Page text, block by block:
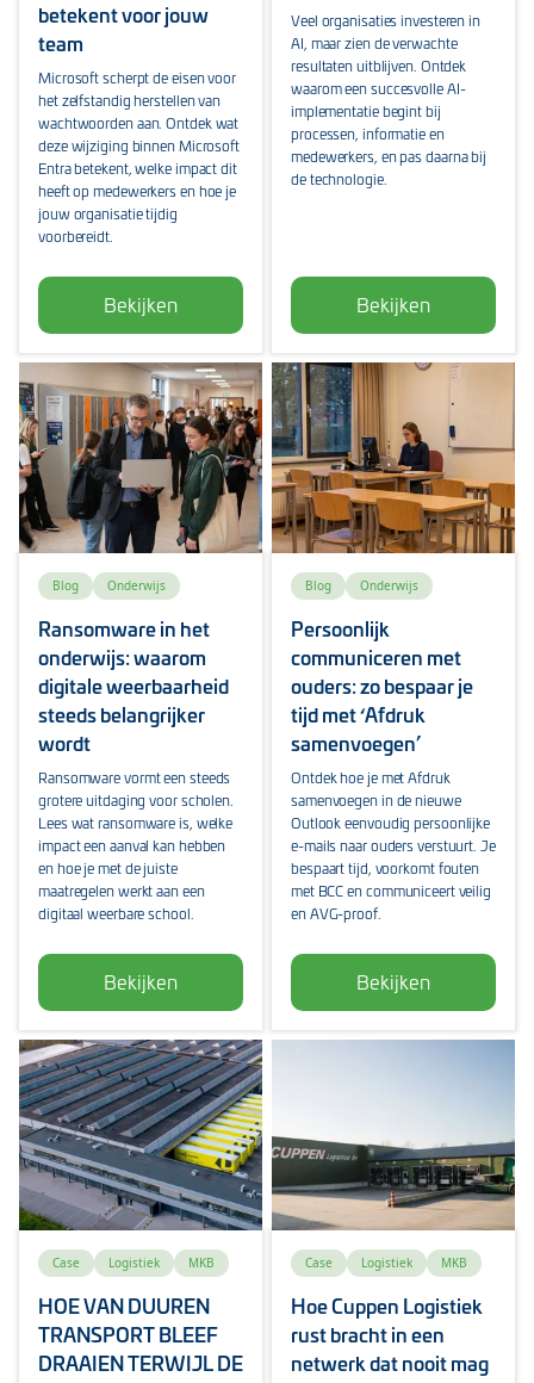
betekent voor jouw
team
Microsoft scherpt de eisen voor
het zelfstandig herstellen van
wachtwoorden aan. Ontdek wat
deze wijziging binnen Microsoft
Entra betekent, welke impact dit
heeft op medewerkers en hoe je
jouw organisatie tijdig
voorbereidt.
Bekijken
Veel organisaties investeren in
AI, maar zien de verwachte
resultaten uitblijven. Ontdek
waarom een succesvolle AI-
implementatie begint bij
processen, informatie en
medewerkers, en pas daarna bij
de technologie.
Bekijken
Blog Onderwijs
Ransomware in het
onderwijs: waarom
digitale weerbaarheid
steeds belangrijker
wordt
Ransomware vormt een steeds
grotere uitdaging voor scholen.
Lees wat ransomware is, welke
impact een aanval kan hebben
en hoe je met de juiste
maatregelen werkt aan een
digitaal weerbare school.
Bekijken
Blog Onderwijs
Persoonlijk
communiceren met
ouders: zo bespaar je
tijd met ‘Afdruk
samenvoegen’
Ontdek hoe je met Afdruk
samenvoegen in de nieuwe
Outlook eenvoudig persoonlijke
e-mails naar ouders verstuurt. Je
bespaart tijd, voorkomt fouten
met BCC en communiceert veilig
en AVG-proof.
Bekijken
Case Logistiek MKB
HOE VAN DUUREN
TRANSPORT BLEEF
DRAAIEN TERWIJL DE
Case Logistiek MKB
Hoe Cuppen Logistiek
rust bracht in een
netwerk dat nooit mag